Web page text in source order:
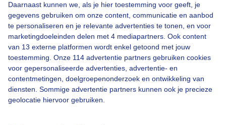
Daarnaast kunnen we, als je hier toestemming voor geeft, je
gegevens gebruiken om onze content, communicatie en aanbod
te personaliseren en je relevante advertenties te tonen, en voor
marketingdoeleinden delen met 4 mediapartners. Ook content
van 13 externe platformen wordt enkel getoond met jouw
toestemming. Onze 114 advertentie partners gebruiken cookies
voor gepersonaliseerde advertenties, advertentie- en
contentmetingen, doelgroepenonderzoek en ontwikkeling van
diensten. Sommige advertentie partners kunnen ook je precieze
geolocatie hiervoor gebruiken.
Over Buienradar
Bedrijfsgegevens
Veelgestelde vragen